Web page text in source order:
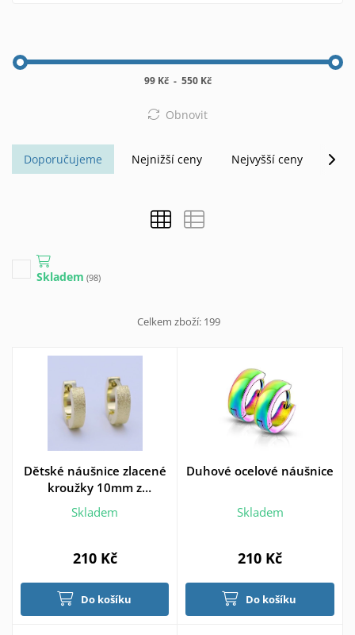
99 Kč - 550 Kč
Obnovit
Doporučujeme Nejnižší ceny Nejvyšší ceny
Skladem (98)
Celkem zboží: 199
Dětské náušnice zlacené
kroužky 10mm z
chirurgické oceli
Skladem
210 Kč
Do košíku
Duhové ocelové náušnice
Skladem
210 Kč
Do košíku